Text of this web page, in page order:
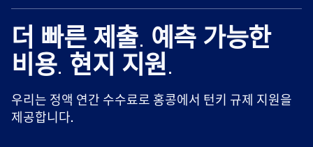
더 빠른 제출. 예측 가능한
비용. 현지 지원.
우리는 정액 연간 수수료로 홍콩에서 턴키 규제 지원을
제공합니다.